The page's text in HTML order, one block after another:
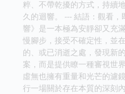
粹、不帶乾擾的方式，持續
久的迴響。 --- 結語：觀看
響》是一本極為安靜卻又充
慢腳步，接受不確定性，並
的、或已消逝之處，發現新
案，而是提供瞭一種審視
虛無也擁有重量和光芒的濾
行一場關於存在本質的深刻內